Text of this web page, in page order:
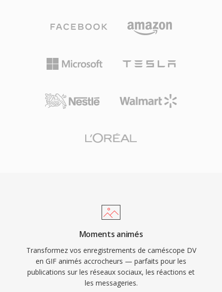
Moments animés
Transformez vos enregistrements de caméscope DV
en GIF animés accrocheurs — parfaits pour les
publications sur les réseaux sociaux, les réactions et
les messageries.